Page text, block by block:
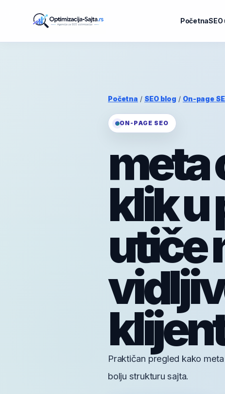
Početna
Početna / SEO blog / On-page
ON-PAGE SEO
meta
klik u
utiče
Praktičan pregled kako
bolju strukturu sajta.